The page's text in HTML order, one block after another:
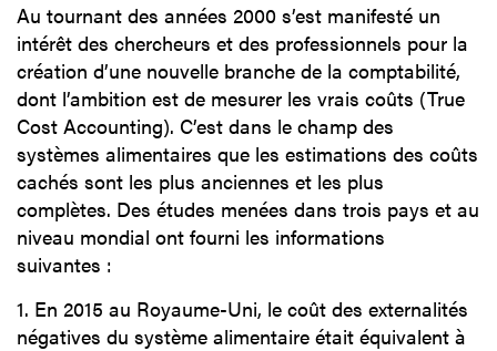
Au tournant des années 2000 s’est manifesté un
intérêt des chercheurs et des professionnels pour la
création d’une nouvelle branche de la comptabilité,
dont l’ambition est de mesurer les vrais coûts (True
Cost Accounting). C’est dans le champ des
systèmes alimentaires que les estimations des coûts
cachés sont les plus anciennes et les plus
complètes. Des études menées dans trois pays et au
niveau mondial ont fourni les informations
suivantes :
1. En 2015 au Royaume-Uni, le coût des externalités
négatives du système alimentaire était équivalent à